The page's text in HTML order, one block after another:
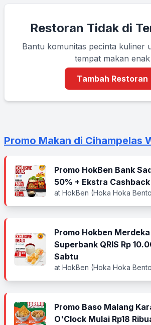
Restoran Tidak di
Bantu komunitas pecinta kuliner
tempat makan enak
Tambah Restoran
Promo Makan di Cihampelas
Promo HokBen Bank
50% + Ekstra Cashback
at HokBen (Hoka Hoka
Promo Hokben
Superbank QRIS Rp
Sabtu
at HokBen (Hoka Hoka
Promo Baso Malang
O'Clock Mulai Rp18